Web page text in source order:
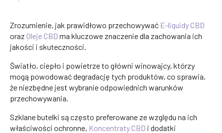
Zrozumienie, jak prawidłowo przechowywać E-liquidy CBD
oraz Oleje CBD ma kluczowe znaczenie dla zachowania ich
jakości i skuteczności.
Światło, ciepło i powietrze to główni winowajcy, którzy
mogą powodować degradację tych produktów, co sprawia,
że niezbędne jest wybranie odpowiednich warunków
przechowywania.
Szklane butelki są często preferowane ze względu na ich
właściwości ochronne, Koncentraty CBD i dodatki